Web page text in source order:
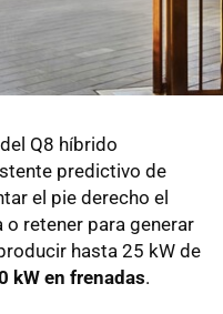
Q8 híbrido
predictivo de
el pie derecho el
o retener para generar
hasta 25 kW de
kW en frenadas.